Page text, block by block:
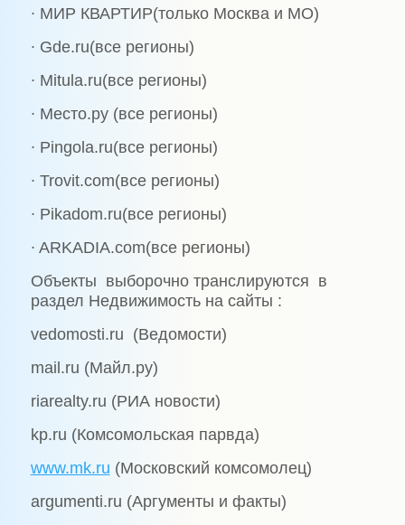
∙ МИР КВАРТИР(только Москва и МО)
∙ Gde.ru(все регионы)
∙ Mitula.ru(все регионы)
∙ Место.ру (все регионы)
∙ Pingola.ru(все регионы)
∙ Trovit.com(все регионы)
∙ Pikadom.ru(все регионы)
∙ ARKADIA.com(все регионы)
Объекты выборочно транслируются в
раздел Недвижимость на сайты :
vedomosti.ru (Ведомости)
mail.ru (Майл.ру)
riarealty.ru (РИА новости)
kp.ru (Комсомольская парвда)
www.mk.ru (Московский комсомолец)
argumenti.ru (Аргументы и факты)